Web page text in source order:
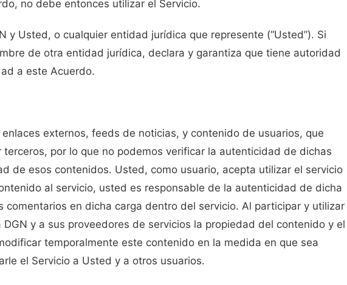
no debe entonces utilizar el Servicio.
y Usted, o cualquier entidad jurídica que represente (“Usted”). Si
de otra entidad jurídica, declara y garantiza que tiene autoridad
a este Acuerdo.
externos, feeds de noticias, y contenido de usuarios, que
terceros, por lo que no podemos verificar la autenticidad de dichas
de esos contenidos. Usted, como usuario, acepta utilizar el servicio
al servicio, usted es responsable de la autenticidad de dicha
comentarios en dicha carga dentro del servicio. Al participar y utilizar
y a sus proveedores de servicios la propiedad del contenido y el
temporalmente este contenido en la medida en que sea
el Servicio a Usted y a otros usuarios.